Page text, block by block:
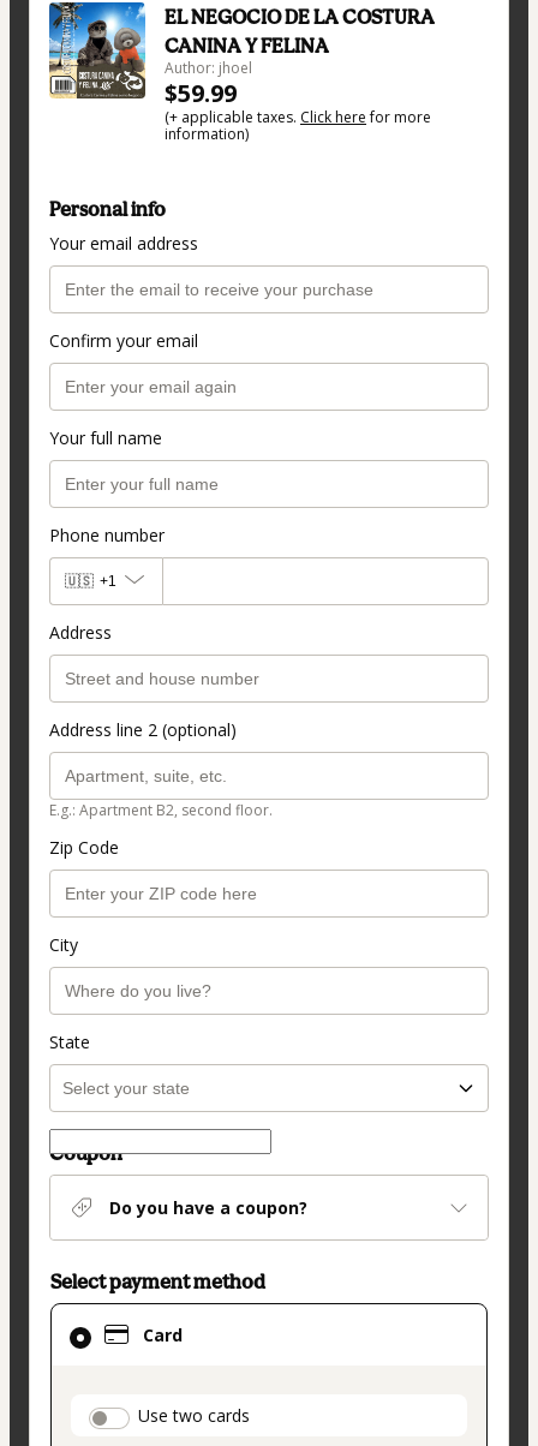
EL NEGOCIO DE LA COSTURA
CANINA Y FELINA
Author: jhoel
$59.99
(+ applicable taxes. Click herefor more
information)
Personal info
Your email address
Confirm your email
Your full name
Phone number
🇺🇸 +1
Address
Address line 2 (optional)
E.g.: Apartment B2, second floor.
Zip Code
City
State
Coupon
Do you have a coupon?
Select payment method
Card
payment_data.section_title_v2
Use two cards
Card
selected
method